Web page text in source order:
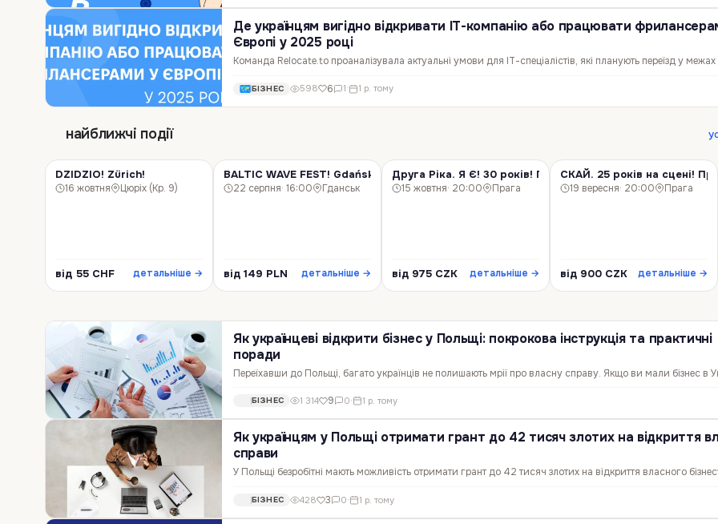
Де українцям вигідно відкривати ІТ-компанію або працювати
Європі у 2025 році
Команда Relocate.to проаналізувала актуальні умови для ІТ-спеціалістів, які планують переїзд у межах
попит на ІТ-кадри та умови перебування для власників тимчасового захисту…
БІЗНЕС 598 6 1· 1 р. тому
найближчі події
КОНЦЕРТDZIDZIO! Zürich!
16 жовтня Цюріх (Кр. 9)
від 55 CHF детальніше →
КОНЦЕРТ
BALTIC WAVE FEST! Gdańsk!
22 серпня· 16:00 Гданськ
від 149 PLN детальніше →
КОНЦЕРТ
Друга Ріка. Я Є! 30 років! Прага!
15 жовтня· 20:00 Прага
від 975 CZK детальніше →
КОНЦЕРТ
СКАЙ. 25 років на сцені!
19 вересня· 20:00 Прага
від 900 CZK детальніше →
Як українцеві відкрити бізнес у Польщі: покрокова інструкція та практичні
поради
Переїхавши до Польщі, багато українців не полишають мрії про власну справу. Якщо ви мали бізнес в
відкривати бізнес на таких самих умовах, як і поляки. Єдина умова —…
БІЗНЕС 1 314 9 0· 1 р. тому
Як українцям у Польщі отримати грант до 42 тисяч злотих на відкриття
справи
У Польщі безробітні мають можливість отримати грант до 42 тисяч злотих на відкриття власного
в країні. Команда Relocate.to дізналася умови отримання такого…
БІЗНЕС 428 3 0· 1 р. тому